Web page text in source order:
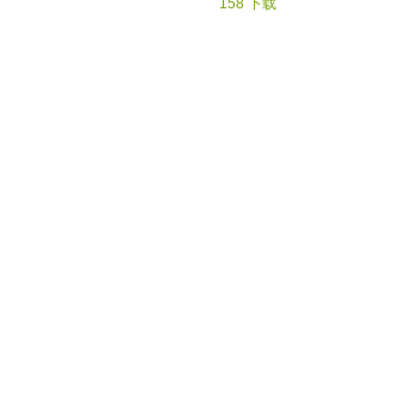
158 下载